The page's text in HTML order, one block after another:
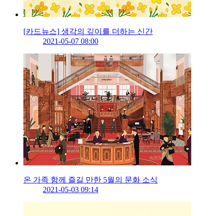
[카드뉴스] 생각의 깊이를 더하는 신간
2021-05-07 08:00
온 가족 함께 즐길 만한 5월의 문화 소식
2021-05-03 09:14